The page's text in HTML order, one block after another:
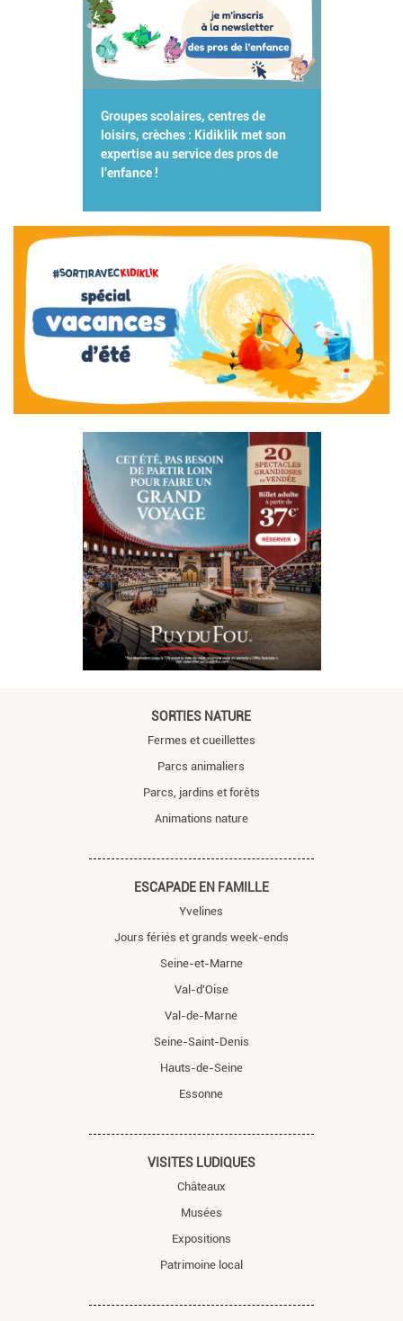
Groupes scolaires, centres de
loisirs, crèches : Kidiklik met son
expertise au service des pros de
l'enfance !
SORTIES NATURE
Fermes et cueillettes
Parcs animaliers
Parcs, jardins et forêts
Animations nature
ESCAPADE EN FAMILLE
Yvelines
Jours fériés et grands week-ends
Seine-et-Marne
Val-d'Oise
Val-de-Marne
Seine-Saint-Denis
Hauts-de-Seine
Essonne
VISITES LUDIQUES
Châteaux
Musées
Expositions
Patrimoine local